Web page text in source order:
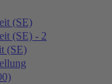
(SE)
(SE) - 2
(SE)